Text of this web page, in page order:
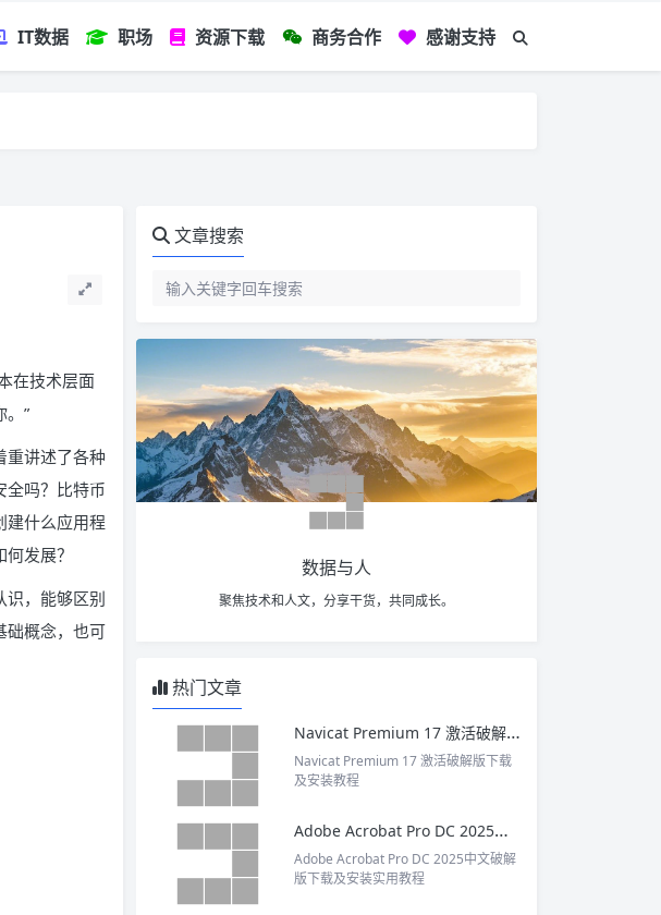
IT数据 职场 资源下载 商务合作 感谢支持
在技术层面
。”
重讲述了各种
全吗？比特币
建什么应用程
发展？
识，能够区别
础概念，也可
文章搜索
数据与人
聚焦技术和人文，分享干货，共同成长。
热门文章
Navicat Premium 17 激活破解版下载及安装教程
Navicat Premium 17 激活破解版下载
及安装教程
Adobe Acrobat Pro DC 2025中文破解版下载及安装实用教程
Adobe Acrobat Pro DC 2025中文破解
版下载及安装实用教程